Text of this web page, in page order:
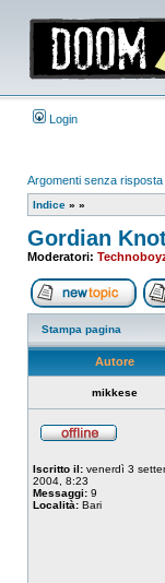
Login
Argomenti senza risposta
Indice » »
Gordian
Moderatori:
Apri
Stampa pagina
Autore
mikkese
Iscritto il: venerdì 3
2004, 8:23
Messaggi: 9
Località: Bari